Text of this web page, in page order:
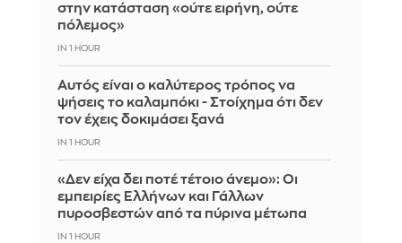
στην κατάσταση «ούτε ειρήνη, ούτε
πόλεμος»
IN 1 HOUR
Αυτός είναι ο καλύτερος τρόπος να
ψήσεις το καλαμπόκι - Στοίχημα ότι δεν
τον έχεις δοκιμάσει ξανά
IN 1 HOUR
«Δεν είχα δει ποτέ τέτοιο άνεμο»: Οι
εμπειρίες Ελλήνων και Γάλλων
πυροσβεστών από τα πύρινα μέτωπα
IN 1 HOUR